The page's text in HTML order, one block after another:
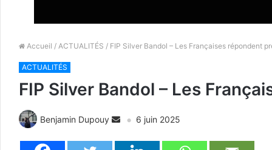
Accueil / ACTUALITÉS / FIP Silver Bandol – Les Françaises répondent
ACTUALITÉS
FIP Silver Bandol – Les
Benjamin Dupouy 6 juin 2025